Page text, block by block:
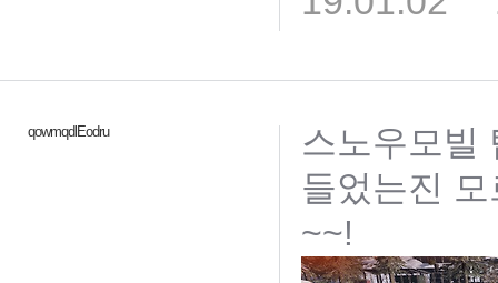
qowmqdlEodru
스노우모빌
들었는진
~~!